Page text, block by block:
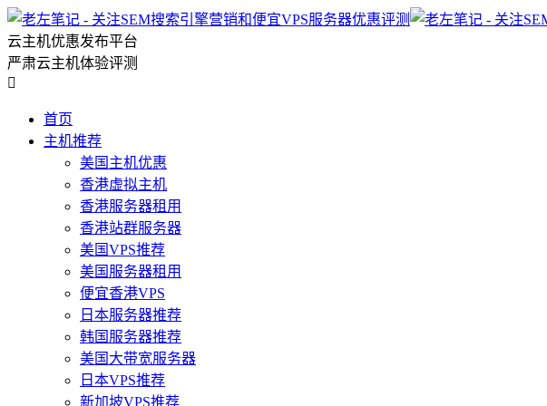
云主机优惠发布平台
严肃云主机体验评测

首页
主机推荐
美国主机优惠
香港虚拟主机
香港服务器租用
香港站群服务器
美国VPS推荐
美国服务器租用
便宜香港VPS
日本服务器推荐
韩国服务器推荐
美国大带宽服务器
日本VPS推荐
新加坡VPS推荐